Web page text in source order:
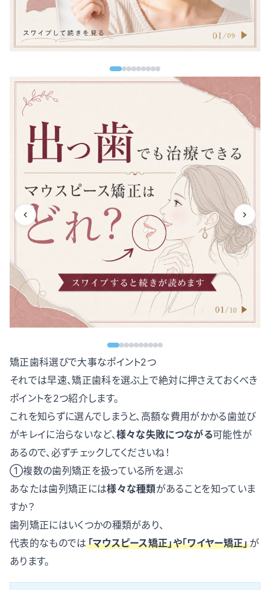
矯正歯科選びで大事なポイント2つ
それでは早速、矯正歯科を選ぶ上で絶対に押さえておくべき
ポイントを2つ紹介します。
これを知らずに選んでしまうと、高額な費用がかかる歯並び
がキレイに治らないなど、 様々な失敗につながる可能性が
あるので、必ずチェックしてくださいね！
①複数の歯列矯正を扱っている所を選ぶ
あなたは歯列矯正には様々な種類があることを知っていま
すか？
歯列矯正にはいくつかの種類があり、
代表的なものでは「マウスピース矯正」や「ワイヤー矯正」が
あります。